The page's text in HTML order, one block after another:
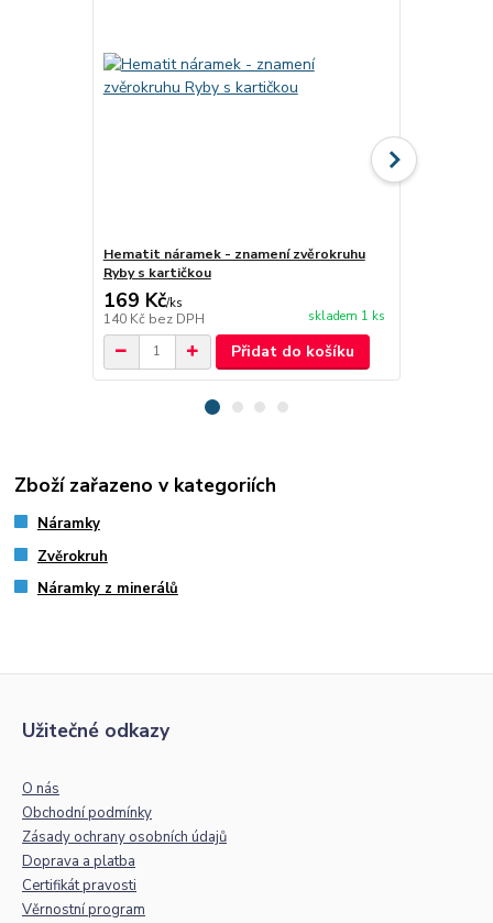
Hematit náramek - znamení zvěrokruhu
Ryby s kartičkou
169 Kč/ks
140 Kč bez DPH skladem 1 ks
Přidat do košíku
Zboží zařazeno v kategoriích
Náramky
Zvěrokruh
Náramky z minerálů
Užitečné odkazy
O nás
Obchodní podmínky
Zásady ochrany osobních údajů
Doprava a platba
Certifikát pravosti
Věrnostní program